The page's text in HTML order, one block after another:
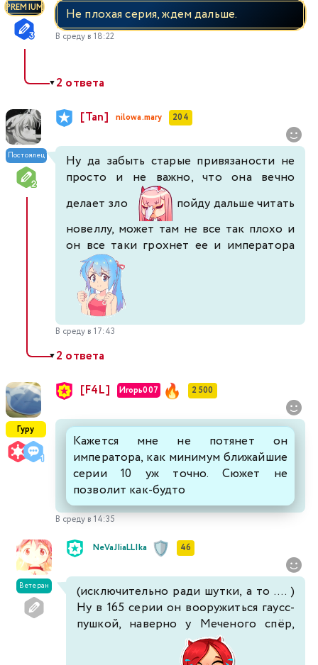
PREMIUM Не плохая серия, ждем дальше.
В среду в 18:22
▼2 ответа
Постоялец
[Tan] nilowa.mary 204
Ну да забыть старые привязаности не
просто и не важно, что она вечно
делает зло
пойду дальше читать
новеллу, может там не все так плохо и
он все таки грохнет ее и императора
В среду в 17:43
▼2 ответа
Гуру
[F4L] Игорь007 2 500
Кажется мне не потянет он
императора, как минимум ближайшие
серии 10 уж точно. Сюжет не
позволит как-будто
В среду в 14:35
Ветеран
NeVaJIiaLLIka 46
(исключительно ради шутки, а то .... )
Ну в 165 серии он вооружиться гаусс-
пушкой, наверно у Меченого спёр,